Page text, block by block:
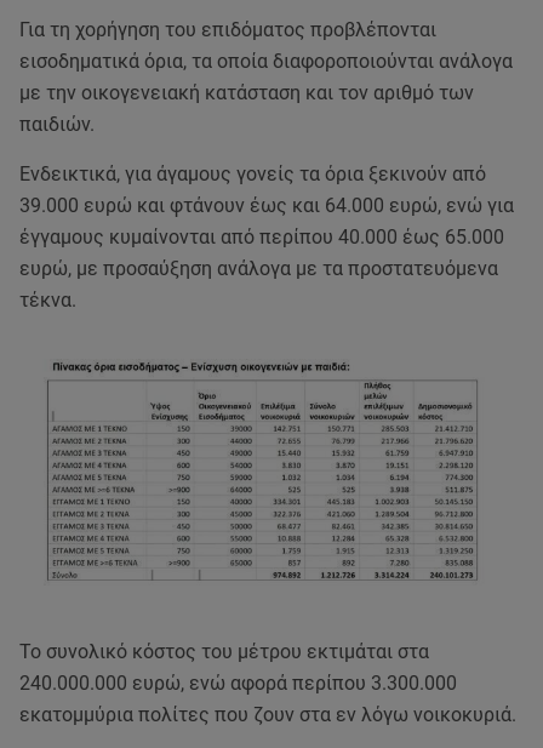
Για τη χορήγηση του επιδόματος προβλέπονται
εισοδηματικά όρια, τα οποία διαφοροποιούνται ανάλογα
με την οικογενειακή κατάσταση και τον αριθμό των
παιδιών.
Ενδεικτικά, για άγαμους γονείς τα όρια ξεκινούν από
39.000 ευρώ και φτάνουν έως και 64.000 ευρώ, ενώ για
έγγαμους κυμαίνονται από περίπου 40.000 έως 65.000
ευρώ, με προσαύξηση ανάλογα με τα προστατευόμενα
τέκνα.
Το συνολικό κόστος του μέτρου εκτιμάται στα
240.000.000 ευρώ, ενώ αφορά περίπου 3.300.000
εκατομμύρια πολίτες που ζουν στα εν λόγω νοικοκυριά.